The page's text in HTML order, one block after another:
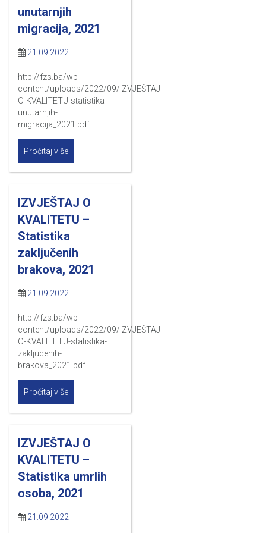
unutarnjih
migracija, 2021
21.09.2022
http://fzs.ba/wp-
content/uploads/2022/09/IZVJEŠTAJ-
O-KVALITETU-statistika-
unutarnjih-
migracija_2021.pdf
Pročitaj više
IZVJEŠTAJ O
KVALITETU –
Statistika
zaključenih
brakova, 2021
21.09.2022
http://fzs.ba/wp-
content/uploads/2022/09/IZVJEŠTAJ-
O-KVALITETU-statistika-
zakljucenih-
brakova_2021.pdf
Pročitaj više
IZVJEŠTAJ O
KVALITETU –
Statistika umrlih
osoba, 2021
21.09.2022